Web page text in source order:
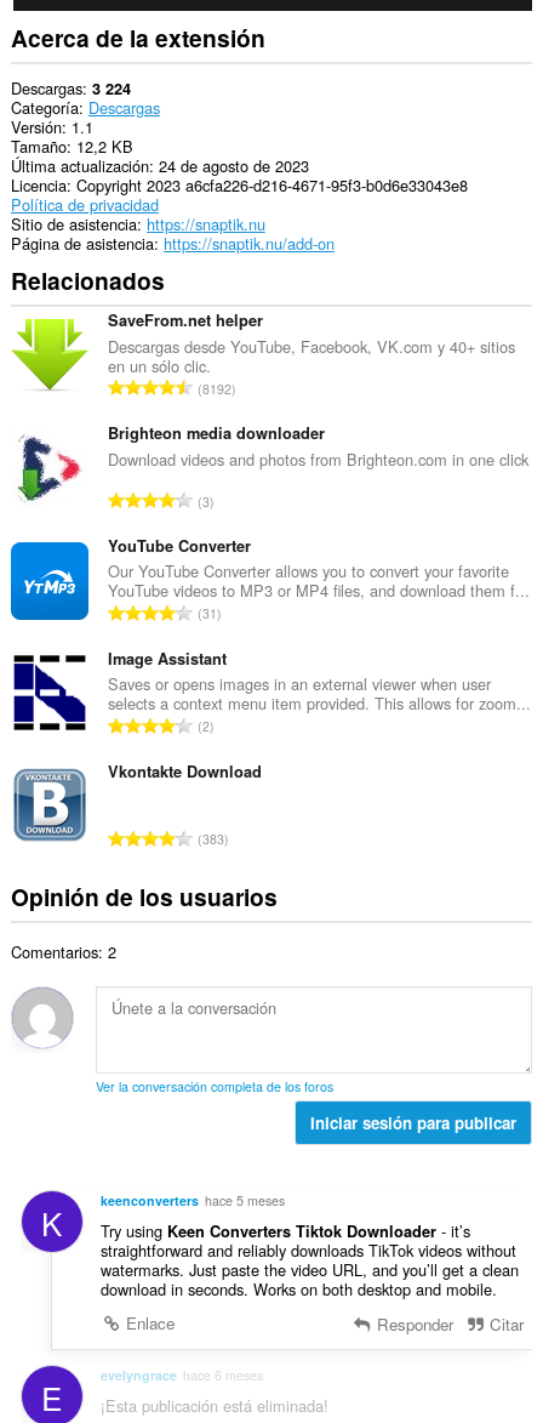
Acerca de la extensión
Descargas 3 224
Categoría Descargas
Versión 1.1
Tamaño 12,2 KB
Última actualización 24 de agosto de 2023
Licencia Copyright 2023 a6cfa226-d216-4671-95f3-b0d6e33043e8
Política de privacidad
Sitio de asistencia https://snaptik.nu
Página de asistencia https://snaptik.nu/add-on
Relacionados
SaveFrom.net helper
Descargas desde YouTube, Facebook, VK.com y 40+ sitios
en un sólo clic.
N
m
e
o
o
t
a
d
e
v
a
o
c
o
n
:
8192
Brighteon media downloader
Download videos and photos from Brighteon.com in one click
N
m
e
r
o
o
t
a
d
a
o
r
i
o
s
3
YouTube Converter
Our YouTube Converter allows you to convert your favorite
YouTube videos to MP3 or MP4 files, and download them f...
N
m
e
r
o
o
a
e
v
o
r
c
i
s
31
Image Assistant
Saves or opens images in an external viewer when user
selects a context menu item provided. This allows for zoom...
N
m
o
o
t
d
e
l
i
o
n
e
2
Vkontakte Download
N
e
t
o
l
l
o
r
a
c
o
n
e
383
Opinión de los usuarios
Comentarios: 2
Ver la conversación completa de los foros
Iniciar sesión para publicar
K keenconverters hace 5 meses
Try using Keen Converters Tiktok Downloader- it’s
straightforward and reliably downloads TikTok videos without
watermarks. Just paste the video URL, and you’ll get a clean
download in seconds. Works on both desktop and mobile.
Enlace
Responder Citar
E evelyngrace hace 6 meses
¡Esta publicación está eliminada!